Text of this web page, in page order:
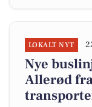
LOKALT NYT
Nye
Allerød